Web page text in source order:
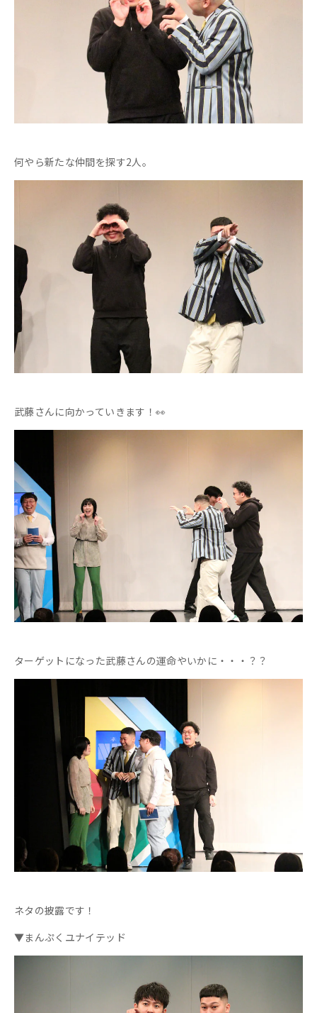
何やら新たな仲間を探す2人。
武藤さんに向かっていきます！👀
ターゲットになった武藤さんの運命やいかに・・・？？
ネタの披露です！
▼まんぷくユナイテッド